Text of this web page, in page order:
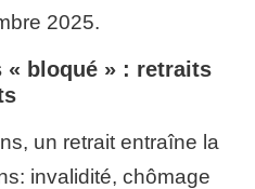
2025.
« bloqué » : retraits
un retrait entraîne la
invalidité, chômage